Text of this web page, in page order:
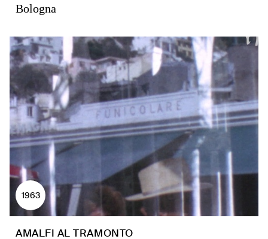
Bologna
1963
AMALFI AL TRAMONTO